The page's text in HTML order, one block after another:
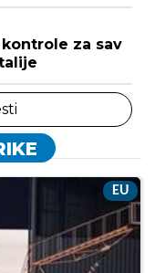
za sav
EU